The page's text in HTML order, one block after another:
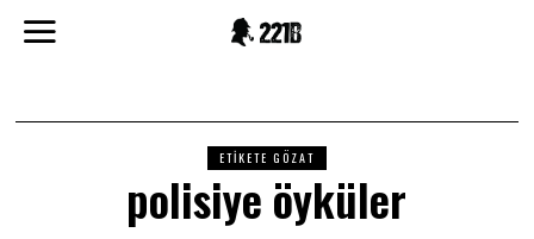
ETIKETE GÖZAT
polisiye öyküler